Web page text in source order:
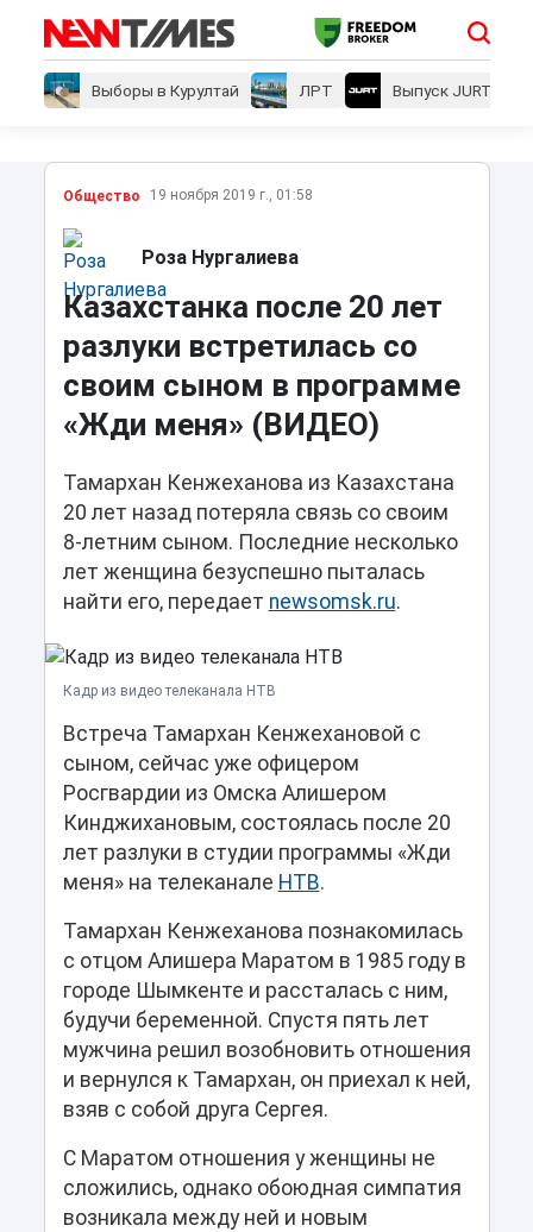
Выборы в Курултай ЛРТ Выпуск JURT
Общество 19 ноября 2019 г., 01:58
Роза Нургалиева
Казахстанка после 20 лет
разлуки встретилась со
своим сыном в программе
«Жди меня» (ВИДЕО)
Тамархан Кенжеханова из Казахстана
20 лет назад потеряла связь со своим
8-летним сыном. Последние несколько
лет женщина безуспешно пыталась
найти его, передает newsomsk.ru.
Кадр из видео телеканала НТВ
Встреча Тамархан Кенжехановой с
сыном, сейчас уже офицером
Росгвардии из Омска Алишером
Кинджихановым, состоялась после 20
лет разлуки в студии программы «Жди
меня» на телеканале НТВ.
Тамархан Кенжеханова познакомилась
с отцом Алишера Маратом в 1985 году в
городе Шымкенте и рассталась с ним,
будучи беременной. Спустя пять лет
мужчина решил возобновить отношения
и вернулся к Тамархан, он приехал к ней,
взяв с собой друга Сергея.
С Маратом отношения у женщины не
сложились, однако обоюдная симпатия
возникала между ней и новым